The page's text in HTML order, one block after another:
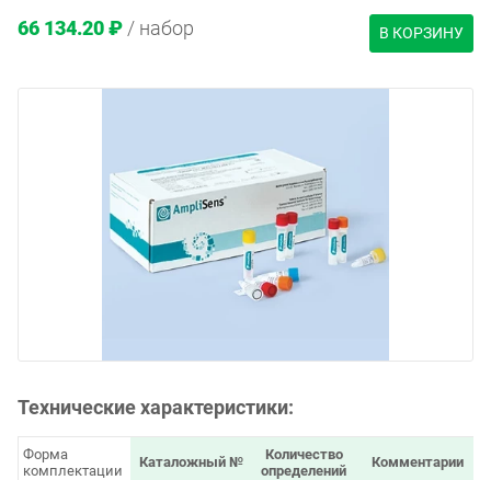
66 134.20 ₽ / набор В КОРЗИНУ
Технические характеристики:
Форма
комплектации
Каталожный №
Количество
определений
Комментарии